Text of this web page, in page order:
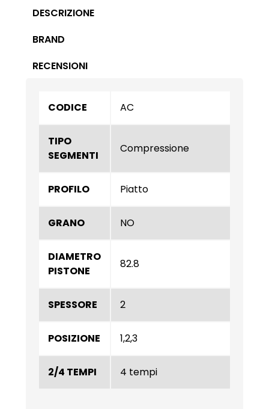
DESCRIZIONE
BRAND
RECENSIONI
CODICE AC
TIPO
SEGMENTI
Compressione
PROFILO Piatto
GRANO NO
DIAMETRO
PISTONE
82.8
SPESSORE 2
POSIZIONE 1,2,3
2/4 TEMPI 4 tempi